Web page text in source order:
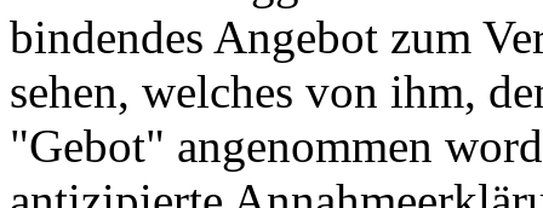
bindendes Angebot zum
sehen, welches von ihm,
"Gebot" angenommen